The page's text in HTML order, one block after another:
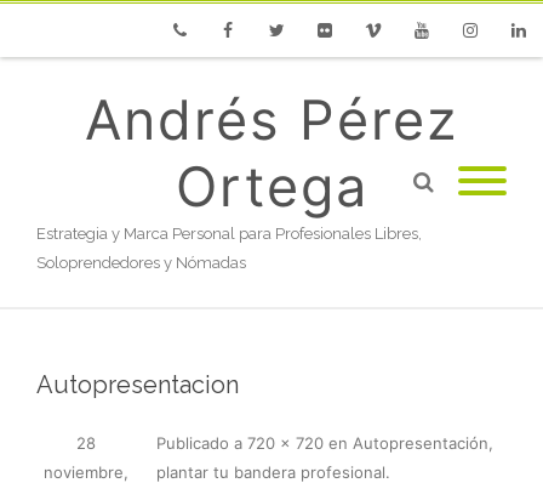
Andrés Pérez
Ortega
Estrategia y Marca Personal para Profesionales Libres,
Soloprendedores y Nómadas
Autopresentacion
Publicado
28
noviembre,
a 720 × 720 en Autopresentación,
plantar tu bandera profesional.